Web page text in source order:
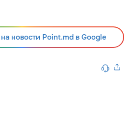
новости Point.md в Google